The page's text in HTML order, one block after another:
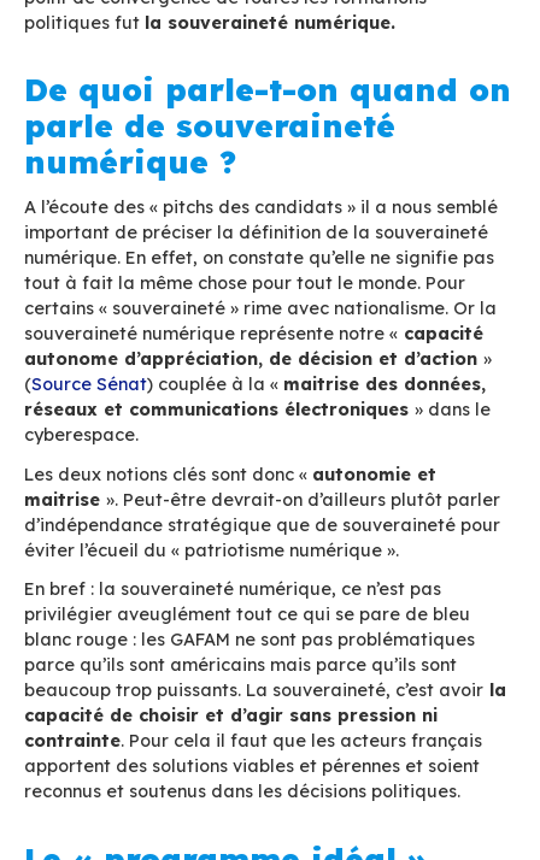
A l’initiative du collectif «Convergences
française (France
Digitale ,Numeum,Cigref,FEVAD,
Region,AFNUM, Cinov Numérique
,Talents du numérique
candidats à la présidence française ont
vision pour le numérique en 15 minutes, le 9
au Cirque d’Hiver à Paris.
Si les thèmes aussi variés que l’inclusion
formation ou la transition écologique ont été
point de convergence de toutes les formations
politiques futla souveraineté numérique.
De quoi parle-t-on
parle de souveraineté
numérique ?
A l’écoute des « pitchs des candidats » il a
important de préciser la définition de la
numérique. En effet, on constate qu’elle ne
tout à fait la même chose pour tout le monde.
certains « souveraineté » rime avec
autonome d’appréciation, de décision et